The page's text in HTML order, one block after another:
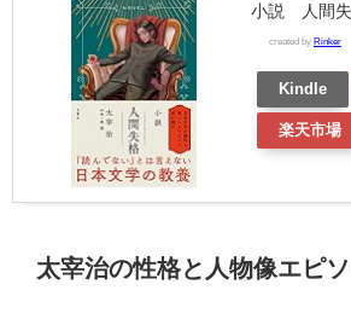
小説 人間
created by Rinker
Kindle
楽天市場
太宰治の性格と人物像エピ